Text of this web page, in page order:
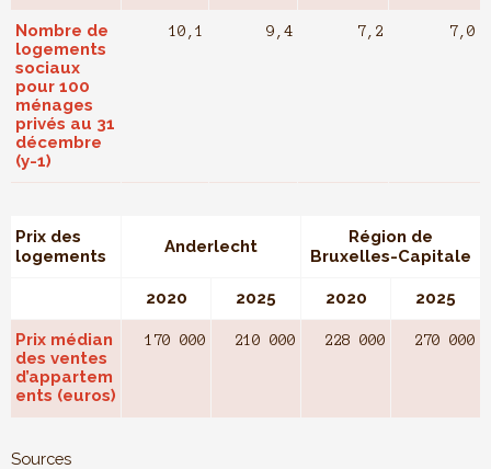
Nombre de
logements
sociaux
pour 100
ménages
privés au 31
décembre
(y-1)
10,1 9,4 7,2 7,0
Prix des
logements
Anderlecht
Région de
Bruxelles-Capitale
2020 2025 2020 2025
Prix médian
des ventes
d’appartem
ents (euros)
170 000 210 000 228 000 270 000
Sources